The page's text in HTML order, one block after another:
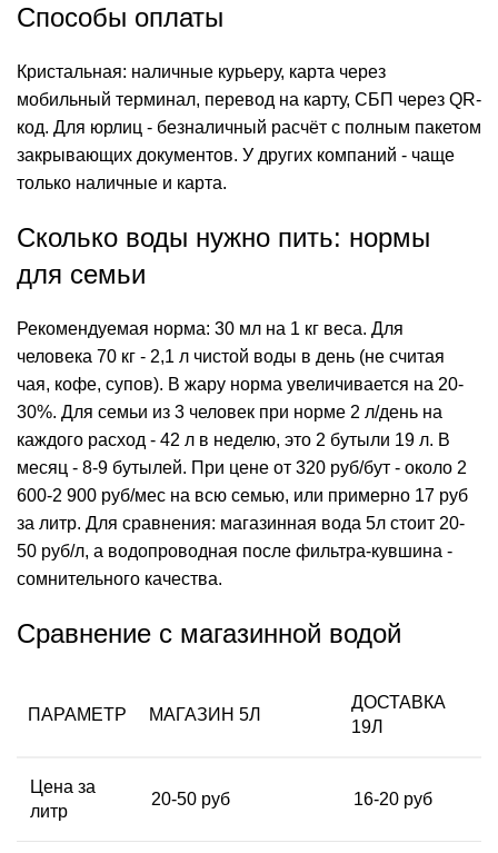
Способы оплаты
Кристальная: наличные курьеру, карта через
мобильный терминал, перевод на карту, СБП через QR-
код. Для юрлиц - безналичный расчёт с полным пакетом
закрывающих документов. У других компаний - чаще
только наличные и карта.
Сколько воды нужно пить: нормы
для семьи
Рекомендуемая норма: 30 мл на 1 кг веса. Для
человека 70 кг - 2,1 л чистой воды в день (не считая
чая, кофе, супов). В жару норма увеличивается на 20-
30%. Для семьи из 3 человек при норме 2 л/день на
каждого расход - 42 л в неделю, это 2 бутыли 19 л. В
месяц - 8-9 бутылей. При цене от 320 руб/бут - около 2
600-2 900 руб/мес на всю семью, или примерно 17 руб
за литр. Для сравнения: магазинная вода 5л стоит 20-
50 руб/л, а водопроводная после фильтра-кувшина -
сомнительного качества.
Сравнение с магазинной водой
ПАРАМЕТР МАГАЗИН 5Л
ДОСТАВКА
19Л
Цена за
литр
20-50 руб 16-20 руб